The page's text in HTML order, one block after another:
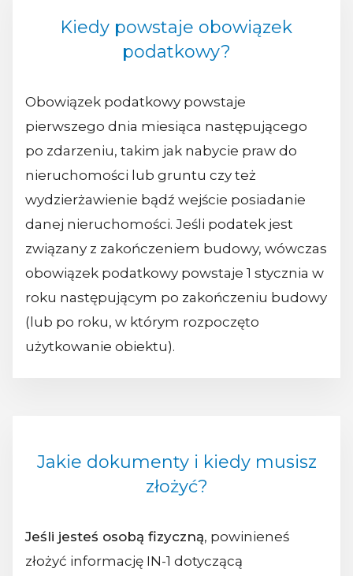
Kiedy powstaje obowiązek
podatkowy?
Obowiązek podatkowy powstaje
pierwszego dnia miesiąca następującego
po zdarzeniu, takim jak nabycie praw do
nieruchomości lub gruntu czy też
wydzierżawienie bądź wejście posiadanie
danej nieruchomości. Jeśli podatek jest
związany z zakończeniem budowy, wówczas
obowiązek podatkowy powstaje 1 stycznia w
roku następującym po zakończeniu budowy
(lub po roku, w którym rozpoczęto
użytkowanie obiektu).
Jakie dokumenty i kiedy musisz
złożyć?
Jeśli jesteś osobą fizyczną, powinieneś
złożyć informację IN-1 dotyczącą